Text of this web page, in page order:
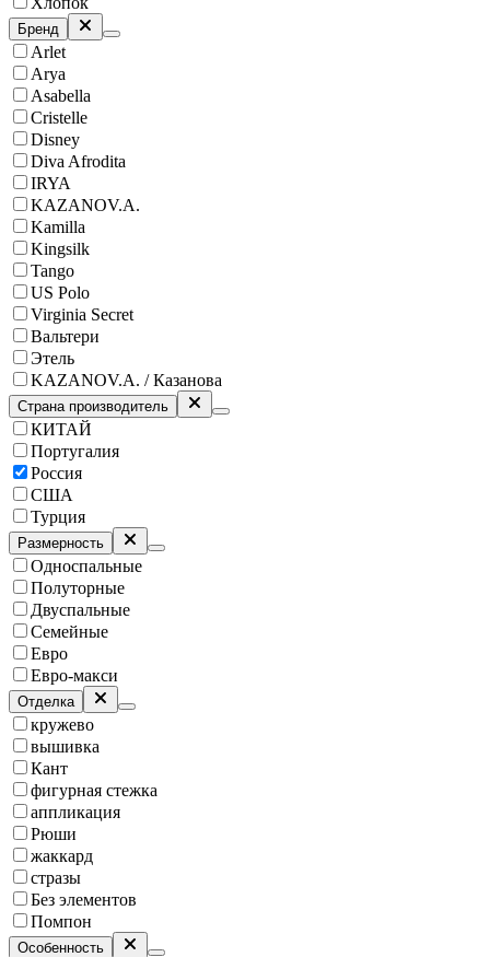
Бренд
Arlet
Arya
Asabella
Cristelle
Disney
Diva Afrodita
IRYA
KAZANOV.A.
Kamilla
Kingsilk
Tango
US Polo
Virginia Secret
Вальтери
Этель
KAZANOV.A. / Казанова
Страна производитель
КИТАЙ
Португалия
Россия
США
Турция
Размерность
Односпальные
Полуторные
Двуспальные
Семейные
Евро
Евро-макси
Отделка
кружево
вышивка
Кант
фигурная стежка
аппликация
Рюши
жаккард
стразы
Без элементов
Помпон
Особенность